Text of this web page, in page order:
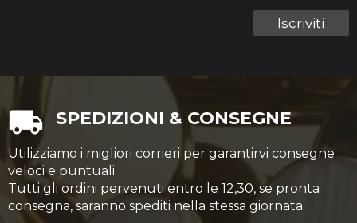
Iscriviti
SPEDIZIONI & CONSEGNE
Utilizziamo i migliori corrieri per garantirvi consegne
veloci e puntuali.
Tutti gli ordini pervenuti entro le 12,30, se pronta
consegna, saranno spediti nella stessa giornata.